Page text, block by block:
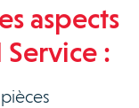
aspects
: